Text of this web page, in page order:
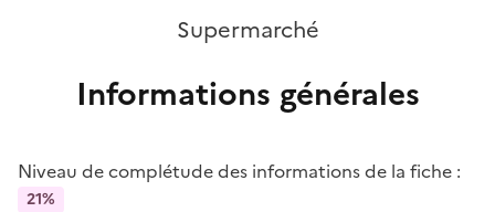
Supermarché
Informations générales
Niveau de complétude des informations de la fiche :
21%